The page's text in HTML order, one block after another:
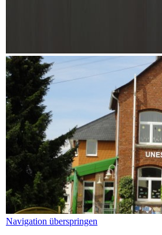
Navigation überspringen